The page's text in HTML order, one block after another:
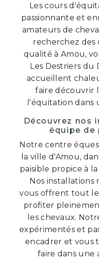
Les cours
passionnante et
amateurs de
recherchez des
qualité à Amou,
Les Destriers du
accueillent
faire découvrir
l'équitation dans
Découvrez nos
équipe de
Notre centre
la ville d'Amou,
paisible propice à
Nos installations
vous offrent tout
profiter
les chevaux.
expérimentés et
encadrer et vous
faire dans une